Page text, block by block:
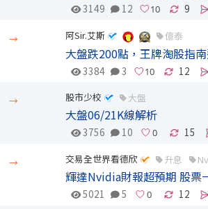
3149 12 9
→ 阿Sir.艾斯 億泰
大盤跌200點，王牌淘股指
3384 3 12
→ 股市少校 大盤
大盤06/21K線解析
3756 10 15
→ 交易全世界看德欣 升息
輝達Nvidia財報超預期 股票
5021 5 12